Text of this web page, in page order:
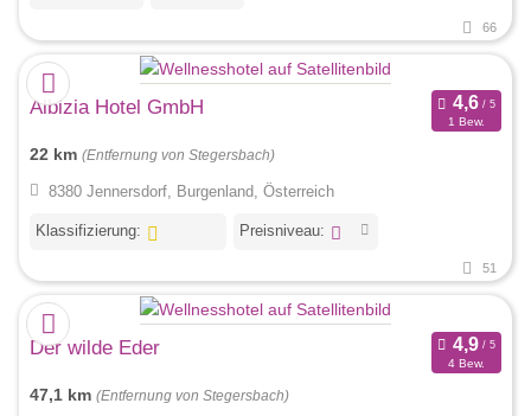
66
Albizia Hotel GmbH
1 Bew.
22 km (Entfernung von Stegersbach)
8380 Jennersdorf, Burgenland, Österreich
Klassifizierung: Preisniveau:
51
Der wilde Eder
4 Bew.
47,1 km (Entfernung von Stegersbach)